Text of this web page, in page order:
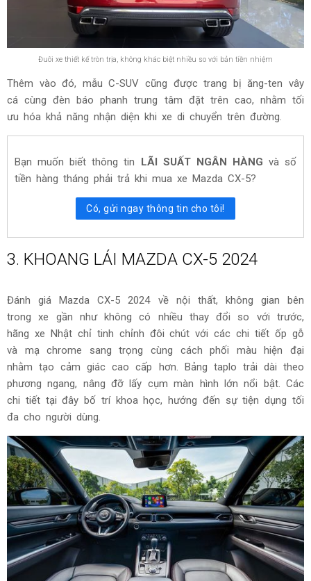
Đuôi xe thiết kế tròn trịa, không khác biệt nhiều so với bản tiền nhiệm
Thêm vào đó, mẫu C-SUV cũng được trang bị ăng-ten vây
cá cùng đèn báo phanh trung tâm đặt trên cao, nhằm tối
ưu hóa khả năng nhận diện khi xe di chuyển trên đường.
Bạn muốn biết thông tin LÃI SUẤT NGÂN HÀNG và số
tiền hàng tháng phải trả khi mua xe Mazda CX-5?
Có, gửi ngay thông tin cho tôi!
3. KHOANG LÁI MAZDA CX-5 2024
Đánh giá Mazda CX-5 2024 về nội thất, không gian bên
trong xe gần như không có nhiều thay đổi so với trước,
hãng xe Nhật chỉ tinh chỉnh đôi chút với các chi tiết ốp gỗ
và mạ chrome sang trọng cùng cách phối màu hiện đại
nhằm tạo cảm giác cao cấp hơn. Bảng taplo trải dài theo
phương ngang, nâng đỡ lấy cụm màn hình lớn nổi bật. Các
chi tiết tại đây bố trí khoa học, hướng đến sự tiện dụng tối
đa cho người dùng.